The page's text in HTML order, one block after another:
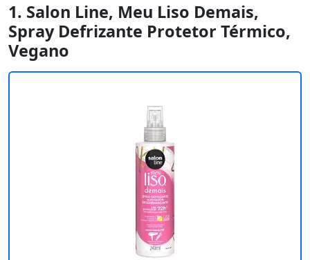
1. Salon Line, Meu Liso Demais,
Spray Defrizante Protetor Térmico,
Vegano